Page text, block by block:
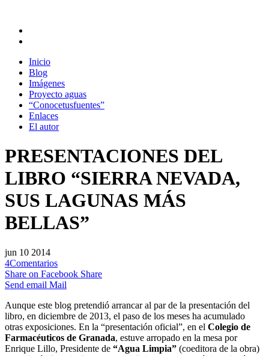
Inicio
Blog
Imágenes
Proyecto aguas
“Conocetusfuentes”
Enlaces
El autor
PRESENTACIONES DEL
LIBRO “SIERRA NEVADA,
SUS LAGUNAS MÁS
BELLAS”
jun 10 2014
4Comentarios
Share on Facebook Share
Send email Mail
Aunque este blog pretendió arrancar al par de la presentación del
libro, en diciembre de 2013, el paso de los meses ha acumulado
otras exposiciones. En la “presentación oficial”, en el Colegio de
Farmacéuticos de Granada, estuve arropado en la mesa por
Enrique Lillo, Presidente de “Agua Limpia” (coeditora de la obra)